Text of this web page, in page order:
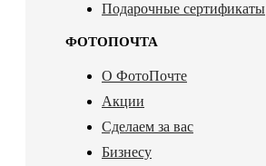
Подарочные сертификаты
ФОТОПОЧТА
О ФотоПочте
Акции
Сделаем за вас
Бизнесу